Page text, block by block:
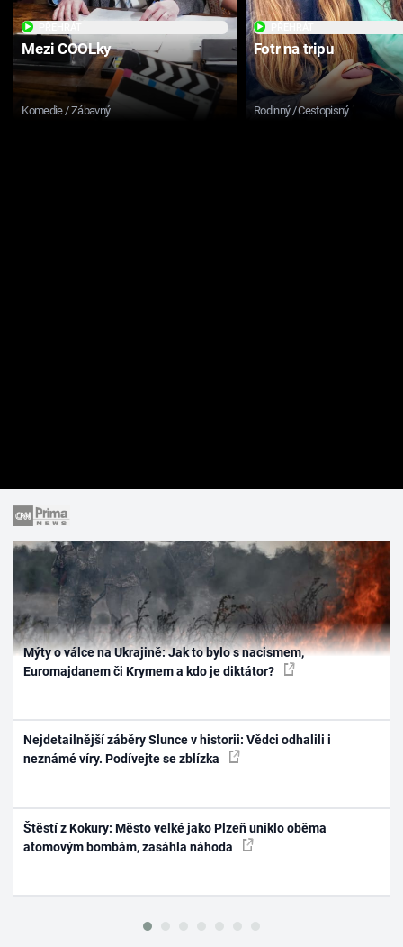
Mezi COOLky
Komedie / Zábavný
Fotr na tripu
Rodinný / Cestopisný
Mýty o válce na Ukrajině: Jak to bylo s nacismem,
Euromajdanem či Krymem a kdo je diktátor?
Nejdetailnější záběry Slunce v historii: Vědci odhalili i
neznámé víry. Podívejte se zblízka
Štěstí z Kokury: Město velké jako Plzeň uniklo oběma
atomovým bombám, zasáhla náhoda